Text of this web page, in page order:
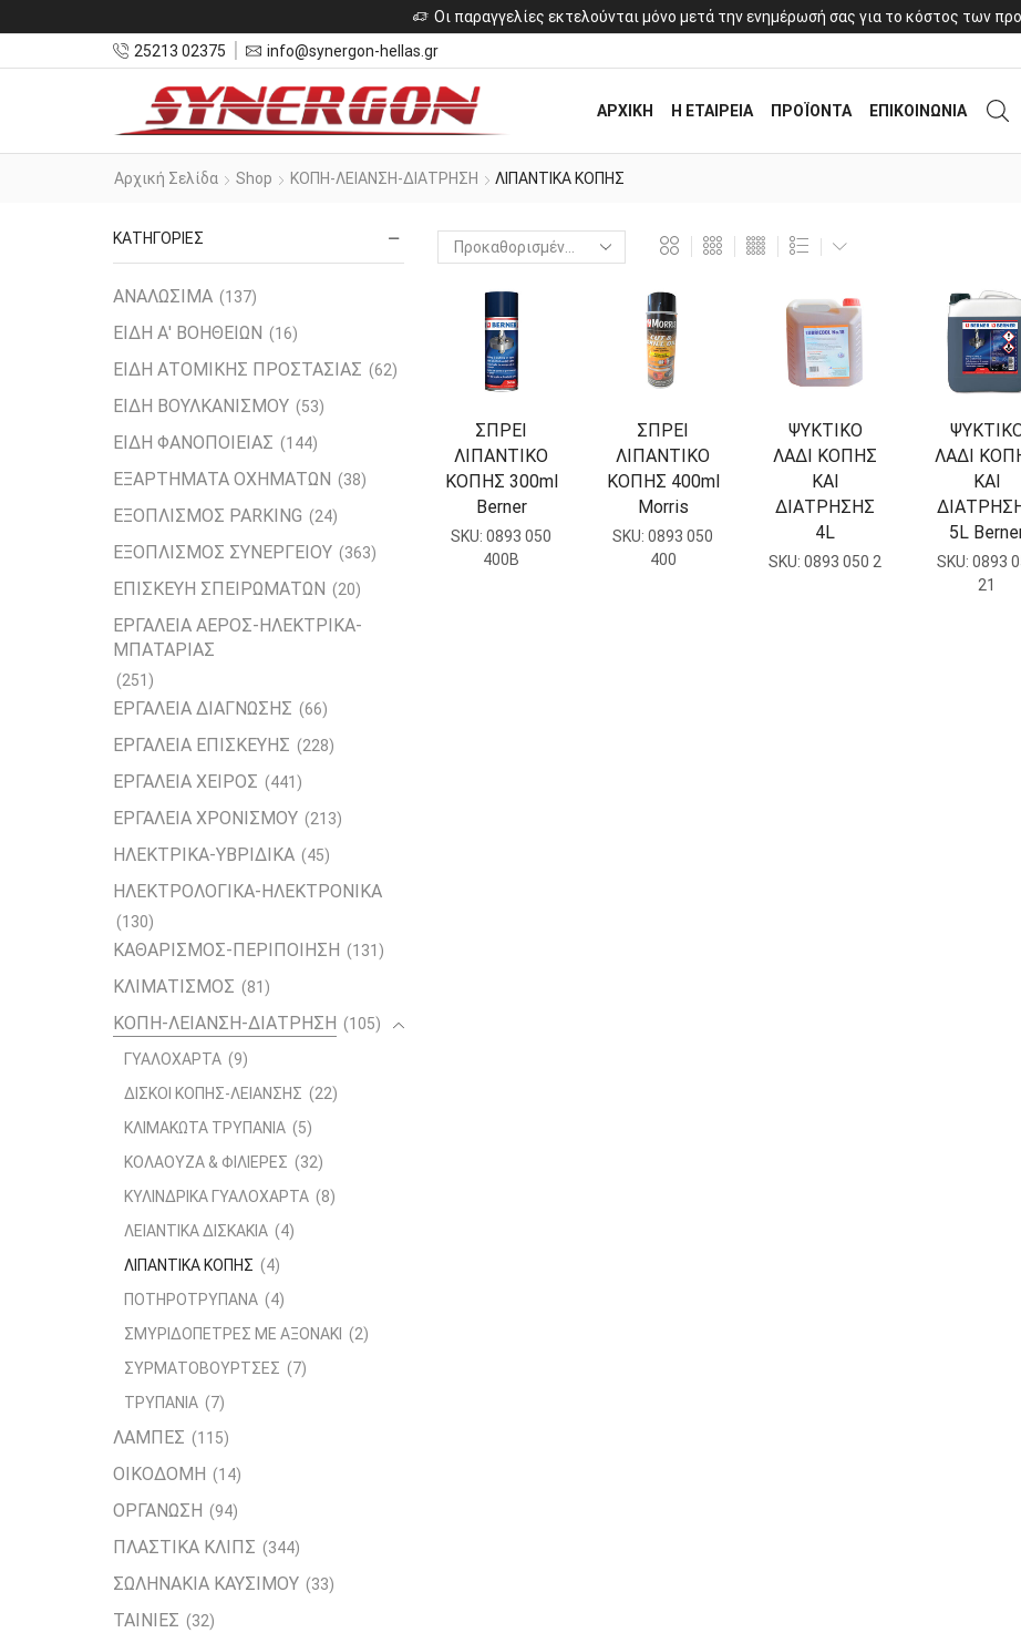
Οι παραγγελίες εκτελούνται μόνο μετά την ενημέρωσή σας για το κόστος των
25213 02375
info@synergon-hellas.gr
ΑΡΧΙΚΗ Η ΕΤΑΙΡΕΙΑ ΠΡΟΪΟΝΤΑ ΕΠΙΚΟΙΝΩΝΙΑ
Αρχική Σελίδα Shop ΚΟΠΗ-ΛΕΙΑΝΣΗ-ΔΙΑΤΡΗΣΗ ΛΙΠΑΝΤΙΚΑ ΚΟΠΗΣ
ΣΠΡΕΙ
ΛΙΠΑΝΤΙΚΟ
ΚΟΠΗΣ 300ml
Berner
SKU:0893 050
400B
ΣΠΡΕΙ
ΛΙΠΑΝΤΙΚΟ
ΚΟΠΗΣ 400ml
Morris
SKU:0893 050
400
ΨΥΚΤΙΚΟ
ΛΑΔΙ ΚΟΠΗΣ
ΚΑΙ
ΔΙΑΤΡΗΣΗΣ
4L
SKU:0893 050 2
ΛΑΔΙ
ΚΑΙ
5L
SKU: 0893
21
ΚΑΤΗΓΟΡΙΕΣ
ΑΝΑΛΩΣΙΜΑ (137)
ΕΙΔΗ Α' ΒΟΗΘΕΙΩΝ (16)
ΕΙΔΗ ΑΤΟΜΙΚΗΣ ΠΡΟΣΤΑΣΙΑΣ (62)
ΕΙΔΗ ΒΟΥΛΚΑΝΙΣΜΟΥ (53)
ΕΙΔΗ ΦΑΝΟΠΟΙΕΙΑΣ (144)
ΕΞΑΡΤΗΜΑΤΑ ΟΧΗΜΑΤΩΝ (38)
ΕΞΟΠΛΙΣΜΟΣ PARKING (24)
ΕΞΟΠΛΙΣΜΟΣ ΣΥΝΕΡΓΕΙΟΥ (363)
ΕΠΙΣΚΕΥΗ ΣΠΕΙΡΩΜΑΤΩΝ (20)
ΕΡΓΑΛΕΙΑ ΑΕΡΟΣ-ΗΛΕΚΤΡΙΚΑ-
ΜΠΑΤΑΡΙΑΣ
(251)
ΕΡΓΑΛΕΙΑ ΔΙΑΓΝΩΣΗΣ (66)
ΕΡΓΑΛΕΙΑ ΕΠΙΣΚΕΥΗΣ (228)
ΕΡΓΑΛΕΙΑ ΧΕΙΡΟΣ (441)
ΕΡΓΑΛΕΙΑ ΧΡΟΝΙΣΜΟΥ (213)
ΗΛΕΚΤΡΙΚΑ-ΥΒΡΙΔΙΚΑ (45)
ΗΛΕΚΤΡΟΛΟΓΙΚΑ-ΗΛΕΚΤΡΟΝΙΚΑ
(130)
ΚΑΘΑΡΙΣΜΟΣ-ΠΕΡΙΠΟΙΗΣΗ (131)
ΚΛΙΜΑΤΙΣΜΟΣ (81)
ΚΟΠΗ-ΛΕΙΑΝΣΗ-ΔΙΑΤΡΗΣΗ (105)
ΓΥΑΛΟΧΑΡΤΑ (9)
ΔΙΣΚΟΙ ΚΟΠΗΣ-ΛΕΙΑΝΣΗΣ (22)
ΚΛΙΜΑΚΩΤΑ ΤΡΥΠΑΝΙΑ (5)
ΚΟΛΑΟΥΖΑ & ΦΙΛΙΕΡΕΣ (32)
ΚΥΛΙΝΔΡΙΚΑ ΓΥΑΛΟΧΑΡΤΑ (8)
ΛΕΙΑΝΤΙΚΑ ΔΙΣΚΑΚΙΑ (4)
ΛΙΠΑΝΤΙΚΑ ΚΟΠΗΣ (4)
ΠΟΤΗΡΟΤΡΥΠΑΝΑ (4)
ΣΜΥΡΙΔΟΠΕΤΡΕΣ ΜΕ ΑΞΟΝΑΚΙ (2)
ΣΥΡΜΑΤΟΒΟΥΡΤΣΕΣ (7)
ΤΡΥΠΑΝΙΑ (7)
ΛΑΜΠΕΣ (115)
ΟΙΚΟΔΟΜΗ (14)
ΟΡΓΑΝΩΣΗ (94)
ΠΛΑΣΤΙΚΑ ΚΛΙΠΣ (344)
ΣΩΛΗΝΑΚΙΑ ΚΑΥΣΙΜΟΥ (33)
ΤΑΙΝΙΕΣ (32)